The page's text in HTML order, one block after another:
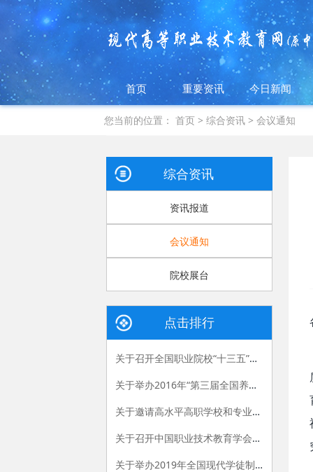
首页 重要资讯 今日新闻
您当前的位置：首页 >综合资讯 >会议通知
综合资讯
资讯报道
会议通知
院校展台
点击排行
关于召开全国职业院校“十三五”发展规划暨学校管理能力提升研讨会的通知
关于举办2016年“第三届全国养老产业与职业教育 高端对话活动暨京津冀养老人才发展论坛”的通知
关于邀请高水平高职学校和专业群建设单位参加中国国际教育装备展示会院校合作交流活动的通知
关于召开中国职业技术教育学会创业教育专业委员会2018年创新创业教育交流研讨会的通知
关于举办2019年全国现代学徒制工作 （第二期）培训班的通知